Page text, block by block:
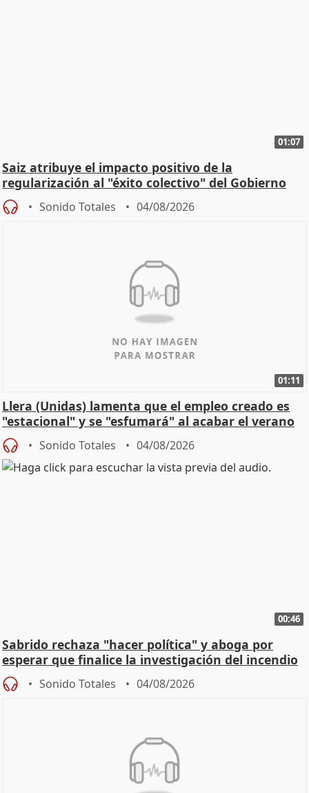
01:07
Saiz atribuye el impacto positivo de la
regularización al "éxito colectivo" del Gobierno
Sonido Totales 04/08/2026
01:11
Llera (Unidas) lamenta que el empleo creado es
"estacional" y se "esfumará" al acabar el verano
Sonido Totales 04/08/2026
00:46
Sabrido rechaza "hacer política" y aboga por
esperar que finalice la investigación del incendio
Sonido Totales 04/08/2026